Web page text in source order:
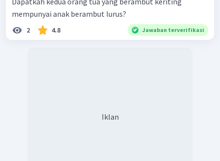
mempunyai anak berambut lurus?
2 4.8 Jawaban terverifikasi
Iklan